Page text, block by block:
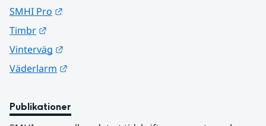
SMHI Pro
Timbr
Vinterväg
Väderlarm
Publikationer